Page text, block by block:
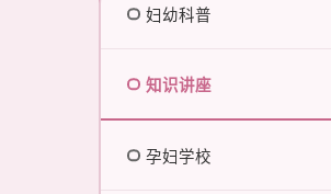
妇幼科普
知识讲座
孕妇学校